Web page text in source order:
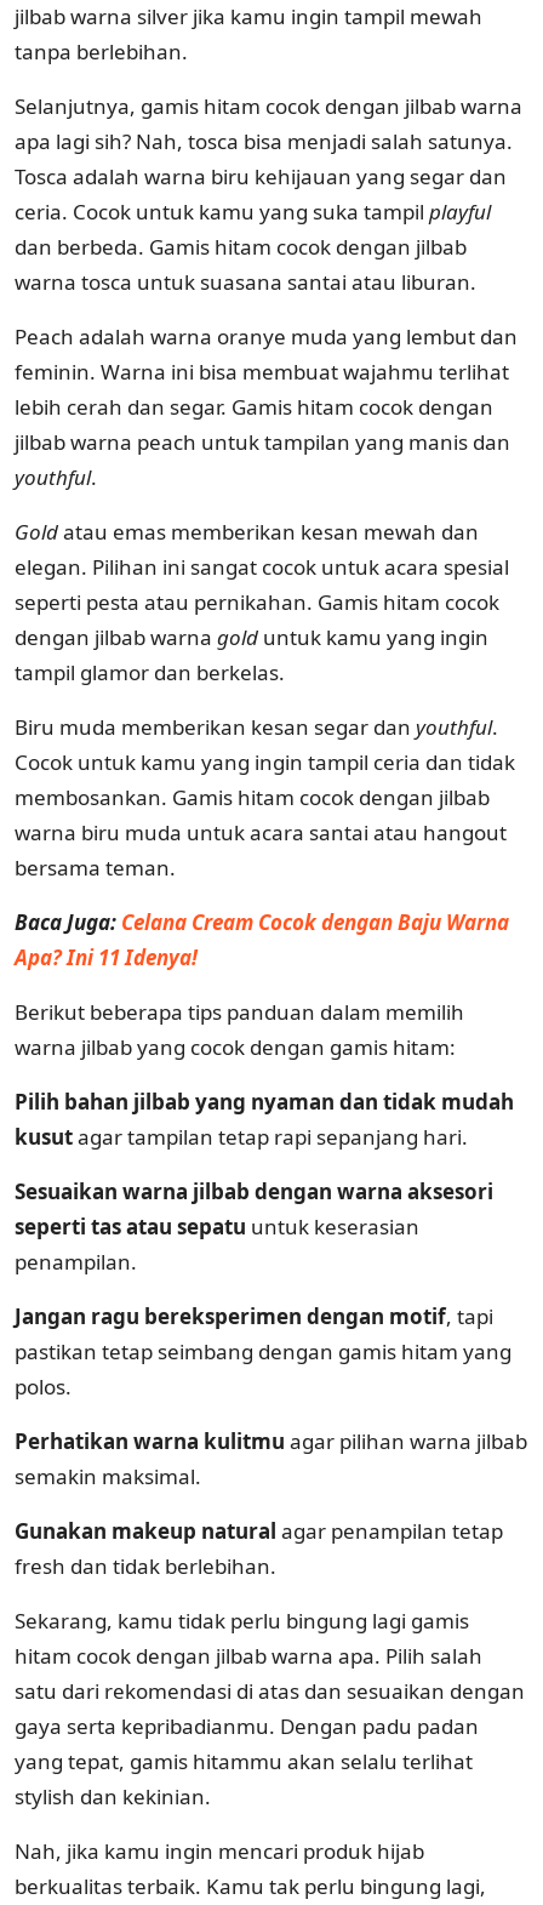
jilbab warna silver jika kamu ingin tampil mewah
tanpa berlebihan.
Selanjutnya, gamis hitam cocok dengan jilbab warna
apa lagi sih? Nah, tosca bisa menjadi salah satunya.
Tosca adalah warna biru kehijauan yang segar dan
ceria. Cocok untuk kamu yang suka tampil playful
dan berbeda. Gamis hitam cocok dengan jilbab
warna tosca untuk suasana santai atau liburan.
Peach adalah warna oranye muda yang lembut dan
feminin. Warna ini bisa membuat wajahmu terlihat
lebih cerah dan segar. Gamis hitam cocok dengan
jilbab warna peach untuk tampilan yang manis dan
youthful.
Goldatau emas memberikan kesan mewah dan
elegan. Pilihan ini sangat cocok untuk acara spesial
seperti pesta atau pernikahan. Gamis hitam cocok
dengan jilbab warna gold untuk kamu yang ingin
tampil glamor dan berkelas.
Biru muda memberikan kesan segar dan youthful.
Cocok untuk kamu yang ingin tampil ceria dan tidak
membosankan. Gamis hitam cocok dengan jilbab
warna biru muda untuk acara santai atau hangout
bersama teman.
Baca Juga: Celana Cream Cocok dengan Baju Warna
Apa? Ini 11 Idenya!
Berikut beberapa tips panduan dalam memilih
warna jilbab yang cocok dengan gamis hitam:
Pilih bahan jilbab yang nyaman dan tidak mudah
kusutagar tampilan tetap rapi sepanjang hari.
Sesuaikan warna jilbab dengan warna aksesori
seperti tas atau sepatu untuk keserasian
penampilan.
Jangan ragu bereksperimen dengan motif, tapi
pastikan tetap seimbang dengan gamis hitam yang
polos.
Perhatikan warna kulitmu agar pilihan warna jilbab
semakin maksimal.
Gunakan makeup natural agar penampilan tetap
fresh dan tidak berlebihan.
Sekarang, kamu tidak perlu bingung lagi gamis
hitam cocok dengan jilbab warna apa. Pilih salah
satu dari rekomendasi di atas dan sesuaikan dengan
gaya serta kepribadianmu. Dengan padu padan
yang tepat, gamis hitammu akan selalu terlihat
stylish dan kekinian.
Nah, jika kamu ingin mencari produk hijab
berkualitas terbaik. Kamu tak perlu bingung lagi,